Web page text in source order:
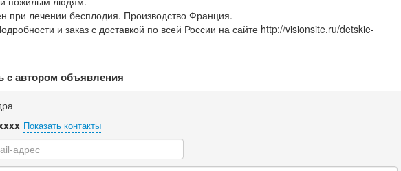
при лечении бесплодия. Производство Франция.
и заказ с доставкой по всей России на сайте http://visionsite.ru/detskie-
с автором объявления
Показать контакты